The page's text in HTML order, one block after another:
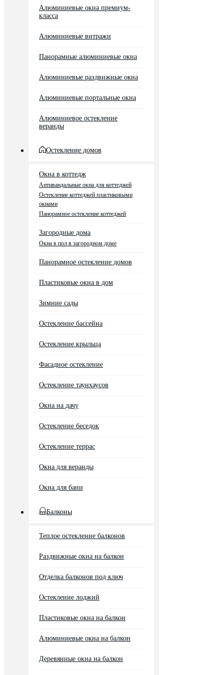
Алюминиевые окна премиум-
класса
Алюминиевые витражи
Панорамные алюминиевые окна
Алюминиевые раздвижные окна
Алюминиевые портальные окна
Алюминиевое остекление
веранды
Остекление домов
Окна в коттедж
Антивандальные окна для коттеджей
Остекление коттеджей пластиковыми
окнами
Панорамное остекление коттеджей
Загородные дома
Окна в пол в загородном доме
Панорамное остекление домов
Пластиковые окна в дом
Зимние сады
Остекление бассейна
Остекление крыльца
Фасадное остекление
Остекление таунхаусов
Окна на дачу
Остекление беседок
Остекление террас
Окна для веранды
Окна для бани
Балконы
Теплое остекление балконов
Раздвижные окна на балкон
Отделка балконов под ключ
Остекление лоджий
Пластиковые окна на балкон
Алюминиевые окна на балкон
Деревянные окна на балкон